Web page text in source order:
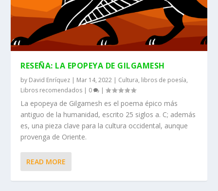
RESEÑA: LA EPOPEYA DE GILGAMESH
by David Enríquez | Mar 14, 2022 | Cultura, libros de poesía,
Libros recomendados | 0 |
La epopeya de Gilgamesh es el poema épico más
antiguo de la humanidad, escrito 25 siglos a. C; además
es, una pieza clave para la cultura occidental, aunque
provenga de Oriente.
READ MORE